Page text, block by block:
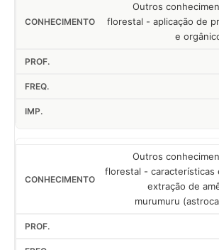
Outros
florestal - aplicação de
e
Outros
florestal - características
extração de
murumuru